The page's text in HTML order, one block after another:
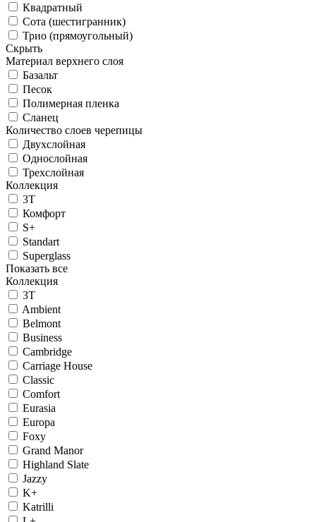
Квадратный
Сота (шестигранник)
Трио (прямоугольный)
Скрыть
Материал верхнего слоя
Базальт
Песок
Полимерная пленка
Сланец
Количество слоев черепицы
Двухслойная
Однослойная
Трехслойная
Коллекция
3T
Комфорт
S+
Standart
Superglass
Показать все
Коллекция
3T
Ambient
Belmont
Business
Cambridge
Carriage House
Classic
Comfort
Eurasia
Europa
Foxy
Grand Manor
Highland Slate
Jazzy
K+
Katrilli